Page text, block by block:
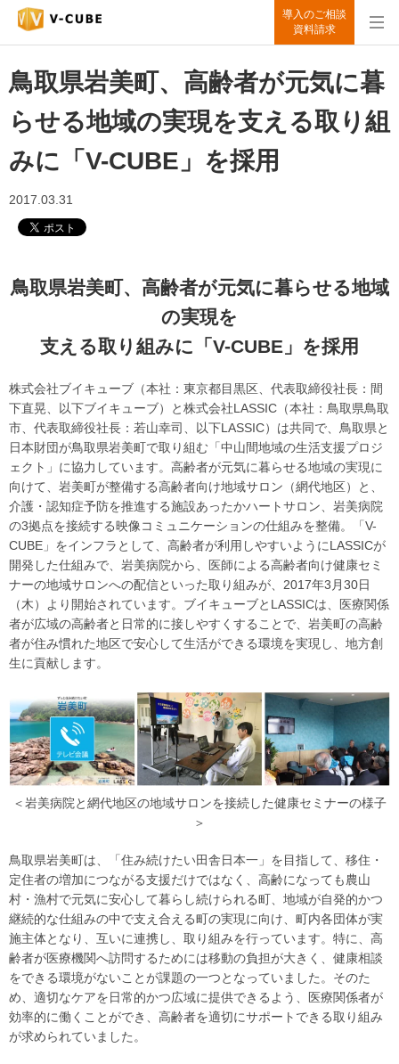
導入のご相談
資料請求
鳥取県岩美町、高齢者が元気に暮
らせる地域の実現を支える取り組
みに「V-CUBE」を採用
2017.03.31
鳥取県岩美町、高齢者が元気に暮らせる地域
の実現を
支える取り組みに「V-CUBE」を採用
株式会社ブイキューブ（本社：東京都目黒区、代表取締役社長：間
下直晃、以下ブイキューブ）と株式会社LASSIC （本社：鳥取県鳥取
市、代表取締役社長：若山幸司、以下LASSIC）は共同で、鳥取県と
日本財団が鳥取県岩美町で取り組む「中山間地域の生活支援プロジ
ェクト」に協力しています。高齢者が元気に暮らせる地域の実現に
向けて、岩美町が整備する高齢者向け地域サロン（網代地区）と、
介護・認知症予防を推進する施設あったかハートサロン、岩美病院
の3拠点を接続する映像コミュニケーションの仕組みを整備。「 V-
CUBE 」をインフラとして、高齢者が利用しやすいようにLASSICが
開発した仕組みで、岩美病院から、医師による高齢者向け健康セミ
ナーの地域サロンへの配信といった取り組みが、 2017年3 月30日
（木）より開始されています。ブイキューブと LASSICは、医療関係
者が広域の高齢者と日常的に接しやすくすることで、岩美町の高齢
者が住み慣れた地区で安心して生活ができる環境を実現し、地方創
生に貢献します。
＜岩美病院と網代地区の地域サロンを接続した健康セミナーの様子
＞
鳥取県岩美町は、「住み続けたい田舎日本一」を目指して、移住・
定住者の増加につながる支援だけではなく、高齢になっても農山
村・漁村で元気に安心して暮らし続けられる町、地域が自発的かつ
継続的な仕組みの中で支え合える町の実現に向け、町内各団体が実
施主体となり、互いに連携し、取り組みを行っています。特に、高
齢者が医療機関へ訪問するためには移動の負担が大きく、健康相談
をできる環境がないことが課題の一つとなっていました。そのた
め、適切なケアを日常的かつ広域に提供できるよう、医療関係者が
効率的に働くことができ、高齢者を適切にサポートできる取り組み
が求められていました。